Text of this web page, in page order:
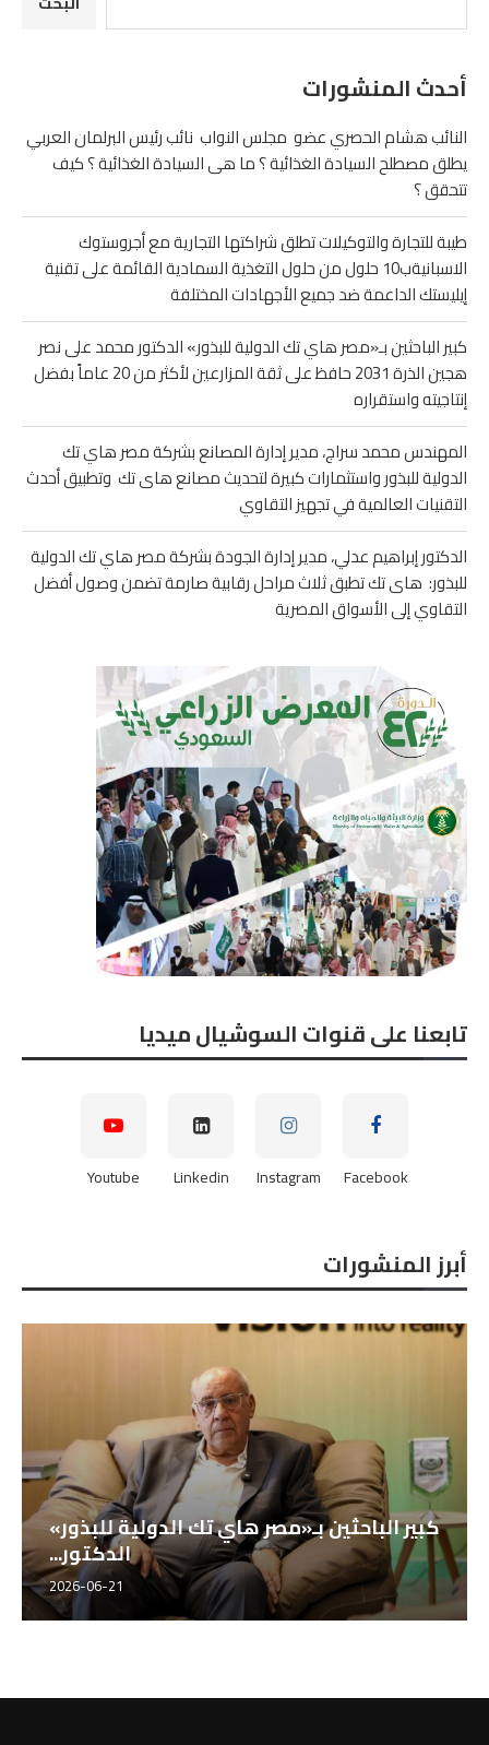
أحدث المنشورات
النائب هشام الحصري عضو مجلس النواب نائب رئيس البرلمان العربي
يطلق مصطلح السيادة الغذائية ؟ ما هى السيادة الغذائية ؟ كيف
تتحقق ؟
طيبة للتجارة والتوكيلات تطلق شراكتها التجارية مع أجروستوك
الاسبانيةب10 حلول من حلول التغذية السمادية القائمة على تقنية
إيليستك الداعمة ضد جميع الأجهادات المختلفة
كبير الباحثين بـ«مصر هاي تك الدولية للبذور» الدكتور محمد على نصر
هجين الذرة 2031 حافظ على ثقة المزارعين لأكثر من 20 عاماً بفضل
إنتاجيته واستقراره
المهندس محمد سراج، مدير إدارة المصانع بشركة مصر هاي تك
الدولية للبذور واستثمارات كبيرة لتحديث مصانع هاى تك وتطبيق أحدث
التقنيات العالمية في تجهيز التقاوي
الدكتور إبراهيم عدلي، مدير إدارة الجودة بشركة مصر هاي تك الدولية
للبذور: هاى تك تطبق ثلاث مراحل رقابية صارمة تضمن وصول أفضل
التقاوي إلى الأسواق المصرية
تابعنا على قنوات السوشيال ميديا
Facebook
Instagram
Linkedin
Youtube
أبرز المنشورات
كبير الباحثين بـ«مصر هاي تك الدولية للبذور»
الدكتور...
2026-06-21